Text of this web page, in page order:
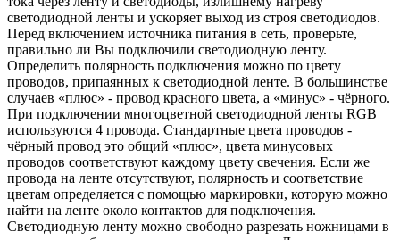
светодиодной ленты и ускоряет выход из строя светодиодов.
Перед включением источника питания в сеть, проверьте,
правильно ли Вы подключили светодиодную ленту.
Определить полярность подключения можно по цвету
проводов, припаянных к светодиодной ленте. В большинстве
случаев «плюс» - провод красного цвета, а «минус» - чёрного.
При подключении многоцветной светодиодной ленты RGB
используются 4 провода. Стандартные цвета проводов -
чёрный провод это общий «плюс», цвета минусовых
проводов соответствуют каждому цвету свечения. Если же
провода на ленте отсутствуют, полярность и соответствие
цветам определяется с помощью маркировки, которую можно
найти на ленте около контактов для подключения.
Светодиодную ленту можно свободно разрезать ножницами в